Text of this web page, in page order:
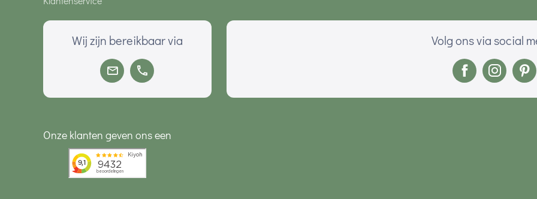
Wij zijn bereikbaar via Volg ons via social
Onze klanten geven ons een